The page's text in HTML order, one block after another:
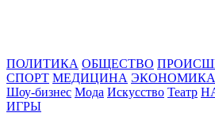
ПОЛИТИКА ОБЩЕСТВО
СПОРТ МЕДИЦИНА ЭКОНОМИКА
Шоу-бизнес Мода Искусство Театр
ИГРЫ